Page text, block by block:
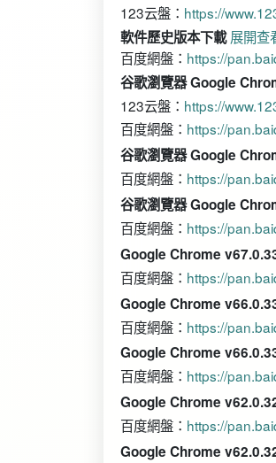
123云盤： https://
軟件歷史版本下載 展開查
百度網盤： https://
谷歌瀏覽器 Google
123云盤： https://
百度網盤： https://
谷歌瀏覽器 Google
百度網盤： https://
谷歌瀏覽器 Google
百度網盤： https://
Google Chrome
百度網盤： https://
Google Chrome
百度網盤： https://
Google Chrome
百度網盤： https://
Google Chrome
百度網盤： https://
Google Chrome